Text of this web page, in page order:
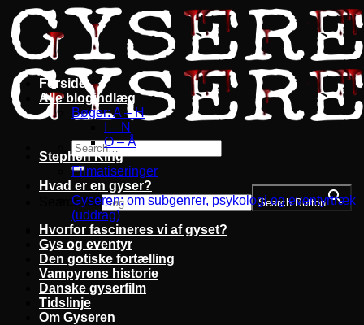
Fortsæt
til
indhold
Search for: Search Button
Forside
Alle blogindlæg
Bøger: A – H
I – N
O – Å
Stephen King
Filmatiseringer
Hvad er en gyser?
Gyseren: om subgenrer, psykologi og eventyrtræk
(uddrag)
Hvorfor fascineres vi af gyset?
Gys og eventyr
Den gotiske fortælling
Vampyrens historie
Danske gyserfilm
Tidslinje
Om Gyseren